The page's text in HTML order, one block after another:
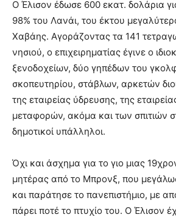
Ο Έλισον έδωσε 600 εκατ. δολάρια
98% του Λανάι, του έκτου
Χαβάης. Αγοράζοντας τα 141
νησιού, ο επιχειρηματίας έγινε ο
ξενοδοχείων, δύο γηπέδων του
σκοπευτηρίου, στάβλων, αρκετών
της εταιρείας ύδρευσης, της
μεταφορών, ακόμα και των σπιτιών
δημοτικοί υπάλληλοι.
Όχι και άσχημα για το γιο μιας
μητέρας από το Μπρονξ, που
και παράτησε το πανεπιστήμιο, με
πάρει ποτέ το πτυχίο του. Ο Έλισον